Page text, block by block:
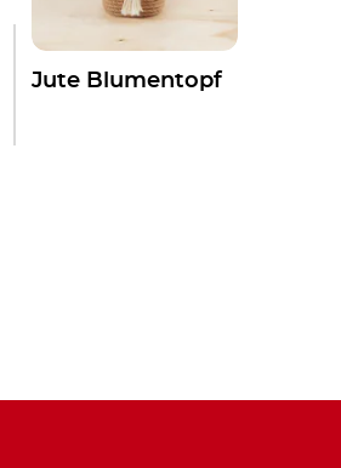
Jute Blumentopf